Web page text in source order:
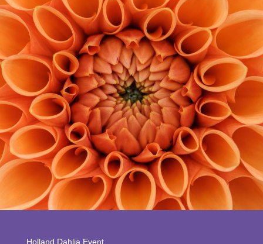
Holland Dahlia Event